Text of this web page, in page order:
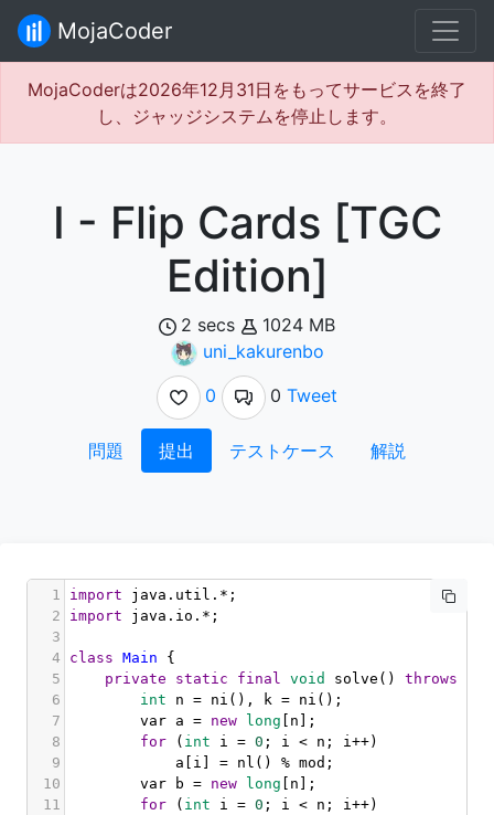
MojaCoder
MojaCoderは2026年12月31日をもってサービスを終了
し、ジャッジシステムを停止します。
I - Flip Cards [TGC
Edition]
2 secs
1024 MB
uni_kakurenbo
0
0 Tweet
問題 提出 テストケース 解説
1 import java . util . * ;
2
import java . io . * ;
3
4
class Main {
5
private static final void solve () throws
6
int n = ni (), k = ni ();
7
var a = new long [ n ];
8
for ( int i = 0 ; i < n ; i ++)
9
a [ i ] = nl () % mod ;
10
var b = new long [ n ];
11
for ( int i = 0 ; i < n ; i ++)